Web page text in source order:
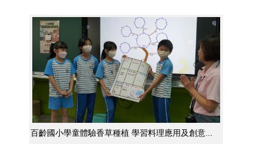
百齡國小學童體驗香草種植 學習料理應用及創意...